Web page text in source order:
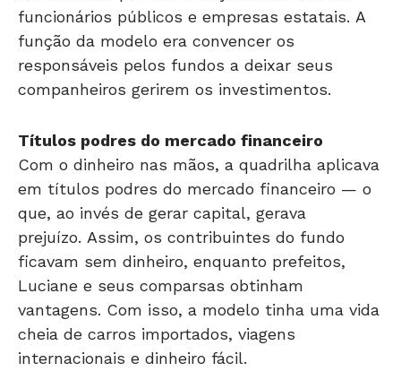
funcionários públicos e empresas estatais. A
função da modelo era convencer os
responsáveis pelos fundos a deixar seus
companheiros gerirem os investimentos.
Títulos podres do mercado financeiro
Com o dinheiro nas mãos, a quadrilha aplicava
em títulos podres do mercado financeiro — o
que, ao invés de gerar capital, gerava
prejuízo. Assim, os contribuintes do fundo
ficavam sem dinheiro, enquanto prefeitos,
Luciane e seus comparsas obtinham
vantagens. Com isso, a modelo tinha uma vida
cheia de carros importados, viagens
internacionais e dinheiro fácil.